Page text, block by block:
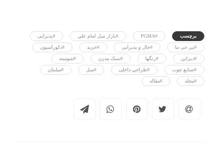
برچسب #PGMA #بازار مبل امام علي #پذيرايی
#پی جی ما #حال و پذيرايی #خريد #دکوراسيون
#ديزاين #رنگها #سبک مدرن #شومينه
#صنايع چوب #طراحي داخلی #مبل #مبلمان
#مجله #مقاله